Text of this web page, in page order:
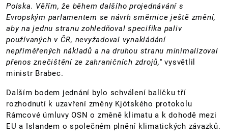
Polska. Věřím, že během dalšího projednávání s
Evropským parlamentem se návrh směrnice ještě změní,
aby na jednu stranu zohledňoval specifika paliv
používaných v ČR, nevyžadoval vynakládání
nepřiměřených nákladů a na druhou stranu minimalizoval
přenos znečištění ze zahraničních zdrojů," vysvětlil
ministr Brabec.
Dalším bodem jednání bylo schválení balíčku tří
rozhodnutí k uzavření změny Kjótského protokolu
Rámcové úmluvy OSN o změně klimatu a k dohodě mezi
EU a Islandem o společném plnění klimatických závazků.